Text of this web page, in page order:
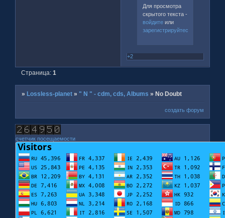
Для просмотра
скрытого текста -
войдитеили
зарегистрируйтесь
+2
Страница:1
» Lossless-planet » " N " - cdm, cds, Albums » No Doubt
создать форум
счетчик посещаемости